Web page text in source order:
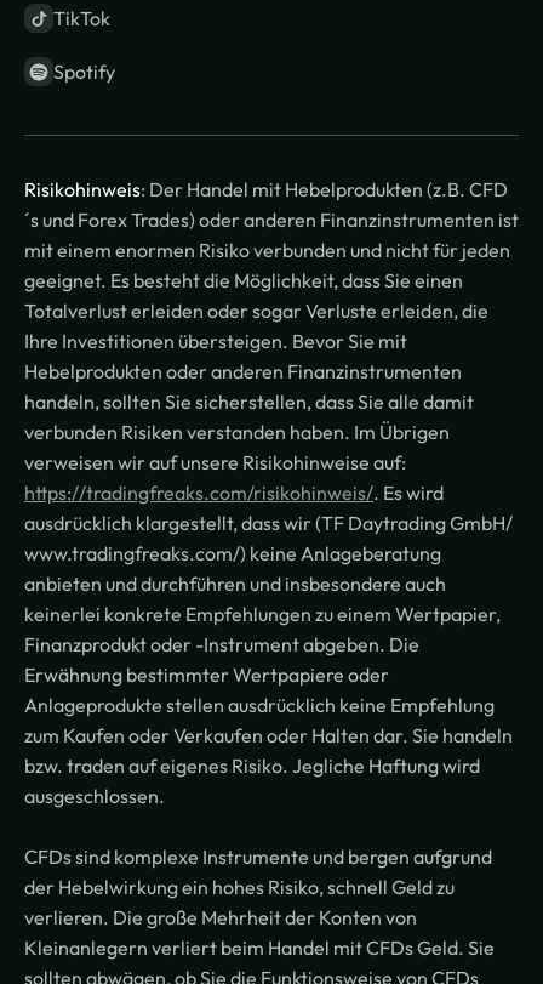
TikTok
Spotify
Risikohinweis: Der Handel mit Hebelprodukten (z.B. CFD
´s und Forex Trades) oder anderen Finanzinstrumenten ist
mit einem enormen Risiko verbunden und nicht für jeden
geeignet. Es besteht die Möglichkeit, dass Sie einen
Totalverlust erleiden oder sogar Verluste erleiden, die
Ihre Investitionen übersteigen. Bevor Sie mit
Hebelprodukten oder anderen Finanzinstrumenten
handeln, sollten Sie sicherstellen, dass Sie alle damit
verbunden Risiken verstanden haben. Im Übrigen
verweisen wir auf unsere Risikohinweise auf:
https://tradingfreaks.com/risikohinweis/. Es wird
ausdrücklich klargestellt, dass wir (TF Daytrading GmbH/
www.tradingfreaks.com/) keine Anlageberatung
anbieten und durchführen und insbesondere auch
keinerlei konkrete Empfehlungen zu einem Wertpapier,
Finanzprodukt oder -Instrument abgeben. Die
Erwähnung bestimmter Wertpapiere oder
Anlageprodukte stellen ausdrücklich keine Empfehlung
zum Kaufen oder Verkaufen oder Halten dar. Sie handeln
bzw. traden auf eigenes Risiko. Jegliche Haftung wird
ausgeschlossen.
CFDs sind komplexe Instrumente und bergen aufgrund
der Hebelwirkung ein hohes Risiko, schnell Geld zu
verlieren. Die große Mehrheit der Konten von
Kleinanlegern verliert beim Handel mit CFDs Geld. Sie
sollten abwägen, ob Sie die Funktionsweise von CFDs